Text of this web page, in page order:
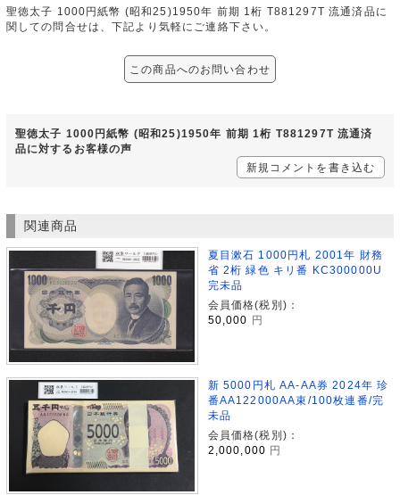
聖徳太子 1000円紙幣 (昭和25)1950年 前期 1桁 T881297T 流通済品に
関しての問合せは、下記より気軽にご連絡下さい。
この商品へのお問い合わせ
聖徳太子 1000円紙幣 (昭和25)1950年 前期 1桁 T881297T 流通済
品に対するお客様の声
新規コメントを書き込む
関連商品
夏目漱石 1000円札 2001年 財務
省 2桁 緑色 キリ番 KC300000U
完未品
会員価格(税別)：
50,000
円
新 5000円札 AA-AA券 2024年 珍
番AA122000AA束/100枚連番/完
未品
会員価格(税別)：
2,000,000 円